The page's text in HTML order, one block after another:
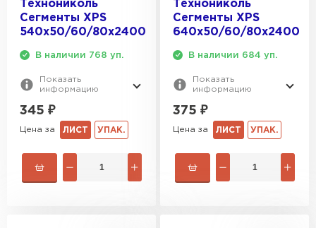
Технониколь
Сегменты XPS
540х50/60/80x2400
В наличии 768 уп.
Показать
информацию
345 ₽
Цена за ЛИСТ УПАК.
Технониколь
Сегменты XPS
640х50/60/80x2400
В наличии 684 уп.
Показать
информацию
375 ₽
Цена за ЛИСТ УПАК.
Утеплитель Paroc
ПЕРЕЙТИ
Утеплитель Penoplex
Утеплитель Rockwool